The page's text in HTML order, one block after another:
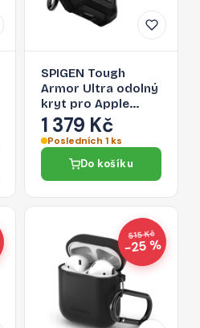
SPIGEN Tough
Armor Ultra odolný
kryt pro Apple
AirPods 3 (2021),
černý
1 379 Kč
Posledních 1 ks
Do košíku
515 Kč
−25 %